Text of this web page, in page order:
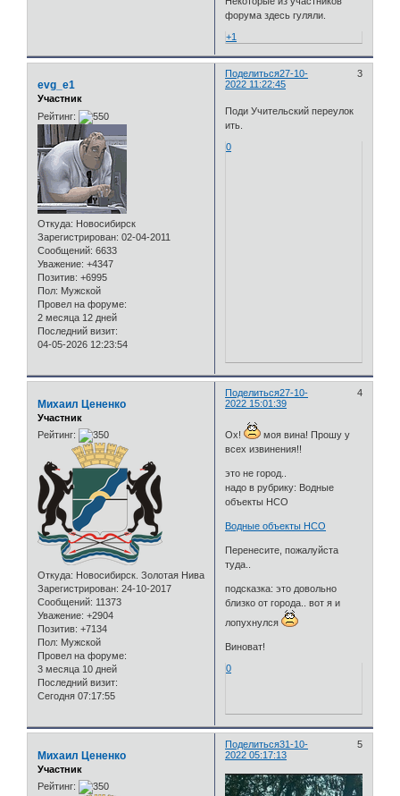
форума здесь гуляли.
+1
Поделиться 3
27-10-
2022 11:22:45
evg_e1
Участник
Рейтинг:
Откуда: Новосибирск
Зарегистрирован: 02-04-2011
Сообщений: 6633
Уважение: +4347
Позитив: +6995
Пол: Мужской
Провел на форуме:
2 месяца 12 дней
Последний визит:
04-05-2026 12:23:54
Поди Учительский переулок
ить.
0
Поделиться 4
27-10-
2022 15:01:39
Михаил Цененко
Участник
Рейтинг:
Откуда: Новосибирск. Золотая Нива
Зарегистрирован: 24-10-2017
Сообщений: 11373
Уважение: +2904
Позитив: +7134
Пол: Мужской
Провел на форуме:
3 месяца 10 дней
Последний визит:
Сегодня 07:17:55
Ох!
моя вина! Прошу у
всех извинения!!
это не город..
надо в рубрику: Водные
объекты НСО
Водные объекты НСО
Перенесите, пожалуйста
туда..
подсказка: это довольно
близко от города.. вот я и
лопухнулся
Виноват!
0
Поделиться 5
31-10-
2022 05:17:13
Михаил Цененко
Участник
Рейтинг: